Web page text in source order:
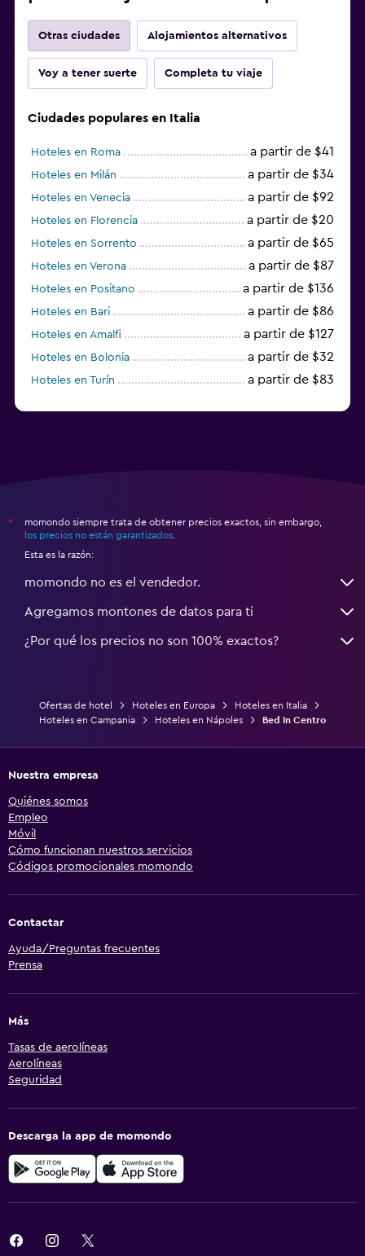
Otras ciudades Alojamientos alternativos
Voy a tener suerte Completa tu viaje
Ciudades populares en Italia
Hoteles en Roma a partir de $41
Hoteles en Milán a partir de $34
Hoteles en Venecia a partir de $92
Hoteles en Florencia a partir de $20
Hoteles en Sorrento a partir de $65
Hoteles en Verona a partir de $87
Hoteles en Positano a partir de $136
Hoteles en Bari a partir de $86
Hoteles en Amalfi a partir de $127
Hoteles en Bolonia a partir de $32
Hoteles en Turín a partir de $83
*
momondo siempre trata de obtener precios exactos, sin embargo,
los precios no están garantizados
Esta es la razón:
momondo no es el vendedor.
Agregamos montones de datos para ti
¿Por qué los precios no son 100% exactos?
Ofertas de hotel Hoteles en Europa
Hoteles en Italia
Hoteles en Campania
Hoteles en Nápoles Bed In Centro
Nuestra empresa
Quiénes somos
Empleo
Móvil
Cómo funcionan nuestros servicios
Códigos promocionales momondo
Contactar
Ayuda/Preguntas frecuentes
Prensa
Más
Tasas de aerolíneas
Aerolíneas
Seguridad
Descarga la app de momondo